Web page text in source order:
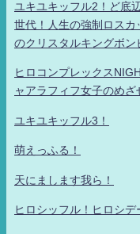
ユキユキッフル2！ど底
世代！人生の強制ロス
のクリスタルキングボン
ヒロコンプレックス
ャアラフィフ女子のめ
ユキユキッフル3！
萌えっふる！
天にまします我ら！
ヒロシッフル！ヒロシデ